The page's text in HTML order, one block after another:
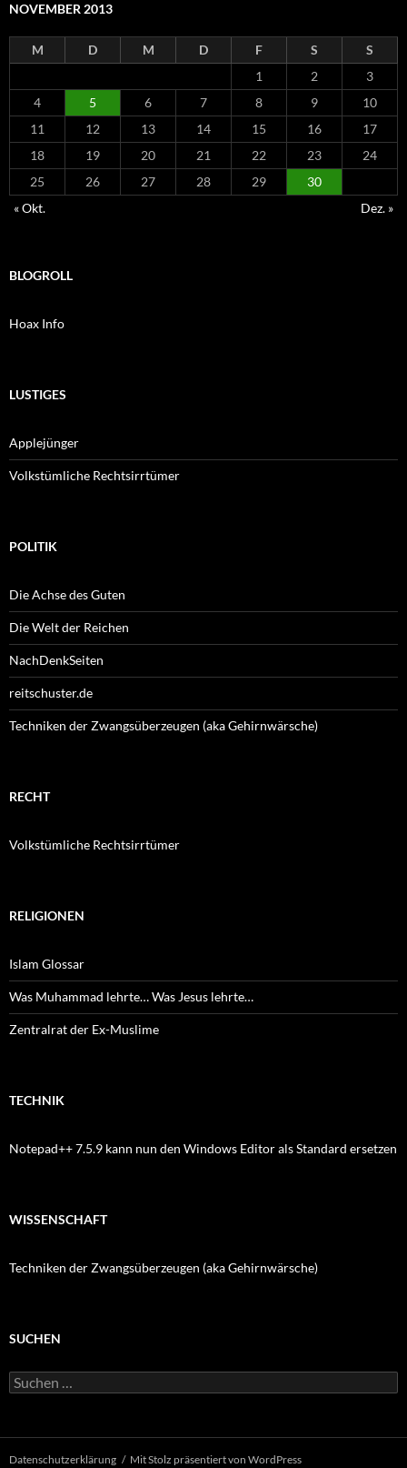
NOVEMBER 2013
M D M D F S
S
1
2
3
4
5 6 7 8 9
10
11
12 13 14 15 16
17
18
19 20 21 22 23
24
25
26 27 28 29
30
« Okt.
Dez. »
BLOGROLL
Hoax Info
LUSTIGES
Applejünger
Volkstümliche Rechtsirrtümer
POLITIK
Die Achse des Guten
Die Welt der Reichen
NachDenkSeiten
reitschuster.de
Techniken der Zwangsüberzeugen (aka Gehirnwärsche)
RECHT
Volkstümliche Rechtsirrtümer
RELIGIONEN
Islam Glossar
Was Muhammad lehrte… Was Jesus lehrte…
Zentralrat der Ex-Muslime
TECHNIK
Notepad++ 7.5.9 kann nun den Windows Editor als Standard ersetzen
WISSENSCHAFT
Techniken der Zwangsüberzeugen (aka Gehirnwärsche)
SUCHEN
Suchen
nach:
Datenschutzerklärung Mit Stolz präsentiert von WordPress